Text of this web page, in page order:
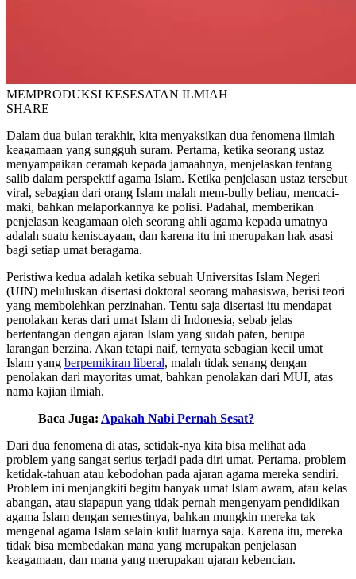
MEMPRODUKSI KESESATAN ILMIAH
SHARE
Dalam dua bulan terakhir, kita menyaksikan dua fenomena ilmiah
keagamaan yang sungguh suram. Pertama, ketika seorang ustaz
menyampaikan ceramah kepada jamaahnya, menjelaskan tentang
salib dalam perspektif agama Islam. Ketika penjelasan ustaz tersebut
viral, sebagian dari orang Islam malah mem-bully beliau, mencaci-
maki, bahkan melaporkannya ke polisi. Padahal, memberikan
penjelasan keagamaan oleh seorang ahli agama kepada umatnya
adalah suatu keniscayaan, dan karena itu ini merupakan hak asasi
bagi setiap umat beragama.
Peristiwa kedua adalah ketika sebuah Universitas Islam Negeri
(UIN) meluluskan disertasi doktoral seorang mahasiswa, berisi teori
yang membolehkan perzinahan. Tentu saja disertasi itu mendapat
penolakan keras dari umat Islam di Indonesia, sebab jelas
bertentangan dengan ajaran Islam yang sudah paten, berupa
larangan berzina. Akan tetapi naif, ternyata sebagian kecil umat
Islam yang berpemikiran liberal, malah tidak senang dengan
penolakan dari mayoritas umat, bahkan penolakan dari MUI, atas
nama kajian ilmiah.
Baca Juga: Apakah Nabi Pernah Sesat?
Dari dua fenomena di atas, setidak-nya kita bisa melihat ada
problem yang sangat serius terjadi pada diri umat. Pertama, problem
ketidak-tahuan atau kebodohan pada ajaran agama mereka sendiri.
Problem ini menjangkiti begitu banyak umat Islam awam, atau kelas
abangan, atau siapapun yang tidak pernah mengenyam pendidikan
agama Islam dengan semestinya, bahkan mungkin mereka tak
mengenal agama Islam selain kulit luarnya saja. Karena itu, mereka
tidak bisa membedakan mana yang merupakan penjelasan
keagamaan, dan mana yang merupakan ujaran kebencian.